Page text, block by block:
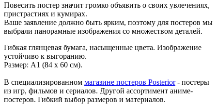
Повесить постер значит громко объявить о своих увлечениях,
пристрастиях и кумирах.
Ваше заявление должно быть ярким, поэтому для постеров мы
выбрали панорамные изображения со множеством деталей.
Гибкая глянцевая бумага, насыщенные цвета. Изображение
устойчиво к выгоранию.
Размер: А1 (84 х 60 см).
В специализированном магазине постеров Posterior- постеры
из игр, фильмов и сериалов. Другой ассортимент аниме-
постеров. Гибкий выбор размеров и материалов.